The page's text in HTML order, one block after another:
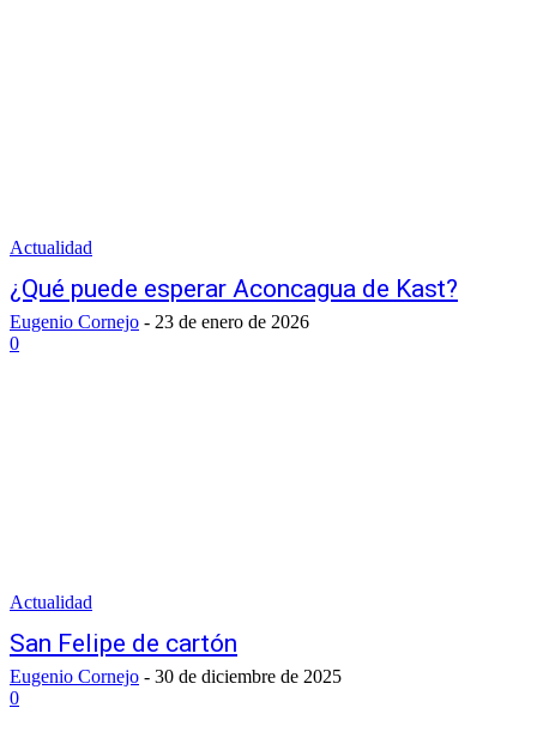
Actualidad
¿Qué puede esperar Aconcagua de Kast?
Eugenio Cornejo - 23 de enero de 2026
0
Actualidad
San Felipe de cartón
Eugenio Cornejo - 30 de diciembre de 2025
0